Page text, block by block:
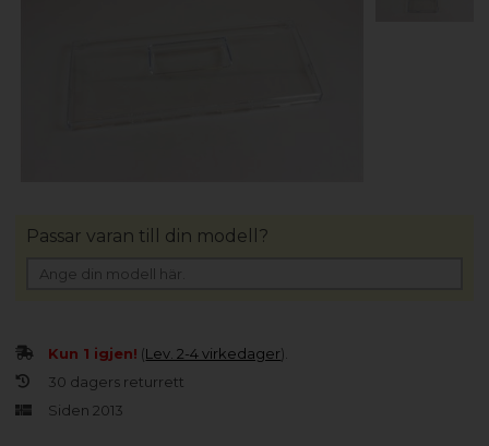
Kun 1 igjen! (Lev. 2-4 virkedager).
30 dagers returrett
Siden 2013
Passar varan till din modell?